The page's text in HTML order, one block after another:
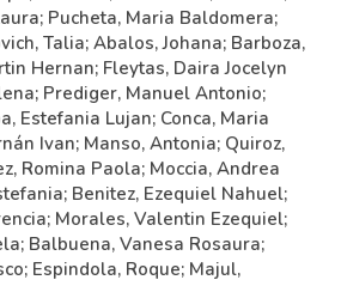
Pucheta, Maria Baldomera;
Talia; Abalos, Johana; Barboza,
Hernan; Fleytas, Daira Jocelyn
Prediger, Manuel Antonio;
Estefania Lujan; Conca, Maria
Ivan; Manso, Antonia; Quiroz,
Romina Paola; Moccia, Andrea
Benitez, Ezequiel Nahuel;
Morales, Valentin Ezequiel;
Balbuena, Vanesa Rosaura;
Espindola, Roque; Majul,